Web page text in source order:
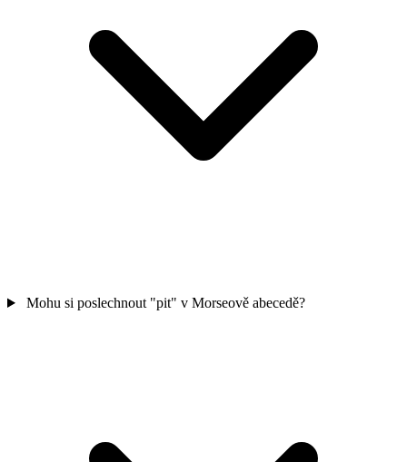
Mohu si poslechnout "pit" v Morseově abecedě?